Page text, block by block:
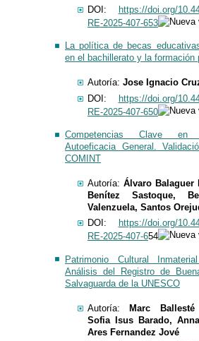
DOI:
https://doi.org/
RE-2025-407-653
La política de becas
en el bachillerato y la formación
​​​Autoría: Jose Ignacio
DOI: https://doi.org/
RE-2025-407-650
Competencias Clave
Autoeficacia General.
COMINT
Autoría: Álvaro Balaguer
Benítez Sastoque,
Valenzuela, Santos
DOI:
https://doi.org/
RE-2025-407-654
Patrimonio Cultural
Análisis del Registro de
Salvaguarda de la UNESCO
​​​Autoría: Marc Ballesté
Sofia Isus Barado,
Ares Fernandez Jové